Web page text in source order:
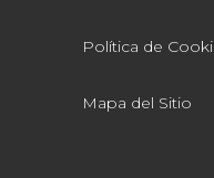
Política de
Mapa del Sitio